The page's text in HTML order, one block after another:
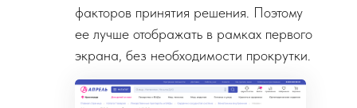
факторов принятия решения. Поэтому
ее лучше отображать в рамках первого
экрана, без необходимости прокрутки.